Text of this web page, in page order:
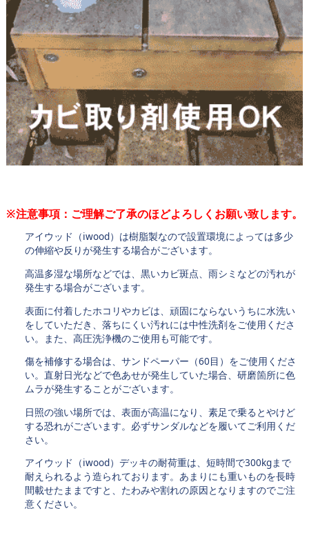
※注意事項：ご理解ご了承のほどよろしくお願い致します。
アイウッド（iwood）は樹脂製なので設置環境によっては多少
の伸縮や反りが発生する場合がございます。
高温多湿な場所などでは、黒いカビ斑点、雨シミなどの汚れが
発生する場合がございます。
表面に付着したホコリやカビは、頑固にならないうちに水洗い
をしていただき、落ちにくい汚れには中性洗剤をご使用くださ
い。また、高圧洗浄機のご使用も可能です。
傷を補修する場合は、サンドペーパー（60目）をご使用くださ
い。直射日光などで色あせが発生していた場合、研磨箇所に色
ムラが発生することがございます。
日照の強い場所では、表面が高温になり、素足で乗るとやけど
する恐れがございます。必ずサンダルなどを履いてご利用くだ
さい。
アイウッド（iwood）デッキの耐荷重は、短時間で300kgまで
耐えられるよう造られております。あまりにも重いものを長時
間載せたままですと、たわみや割れの原因となりますのでご注
意ください。